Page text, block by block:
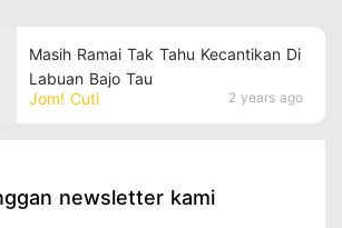
Jom! Cuti 2 years ago
Masih Ramai Tak Tahu Kecantikan Di
Labuan Bajo Tau
newsletter kami